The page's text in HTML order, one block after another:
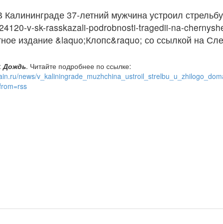
Калининграде 37-летний мужчина устроил
v-sk-rasskazali-podrobnosti-tragedii-na-
издание &laquo;Клопс&raquo; со ссылкой на
Дождь. Читайте подробнее по ссылке:
news/